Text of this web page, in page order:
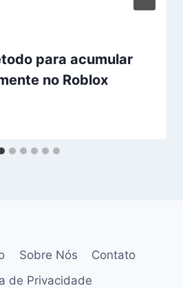
para acumular
no Roblox
Sobre Nós
Contato
de Privacidade